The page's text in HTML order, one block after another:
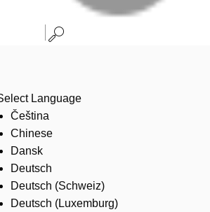
Language
Čeština
Chinese
Dansk
Deutsch
Deutsch (Schweiz)
Deutsch (Luxemburg)